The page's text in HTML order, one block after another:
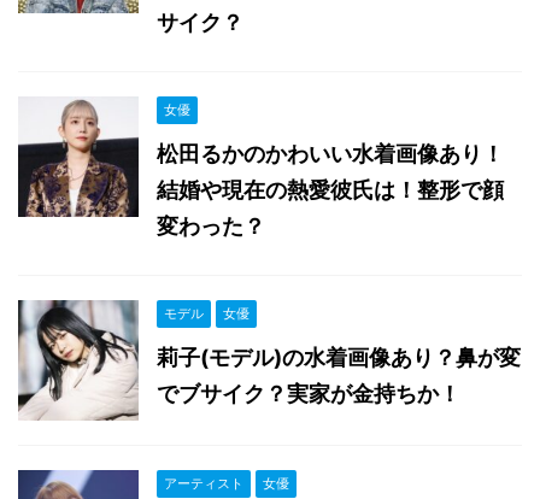
サイク？
女優
松田るかのかわいい水着画像あり！
結婚や現在の熱愛彼氏は！整形で顔
変わった？
モデル 女優
莉子(モデル)の水着画像あり？鼻が変
でブサイク？実家が金持ちか！
アーティスト 女優